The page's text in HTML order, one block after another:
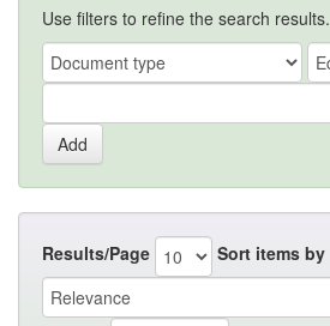
Use filters to refine the search results.
Results/Page Sort items by